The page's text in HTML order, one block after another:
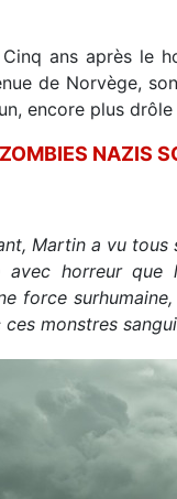
Cinq ans après le
de Norvège,
encore plus
NAZIS
Martin a vu
avec horreur
force
monstres